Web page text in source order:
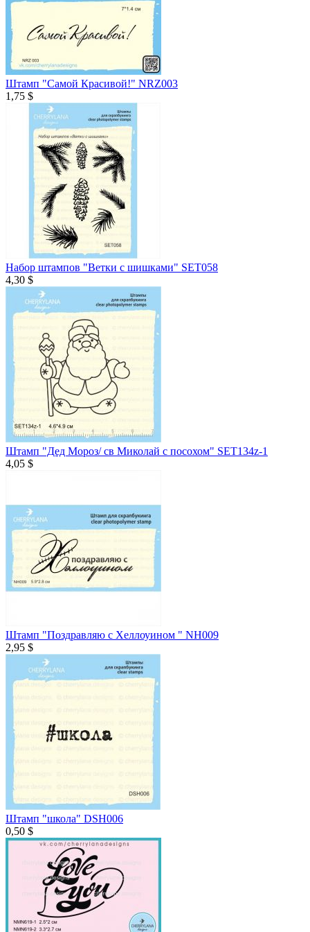
Штамп "Самой Красивой!" NRZ003
1,75 $
Набор штампов "Ветки с шишками" SET058
4,30 $
Штамп "Дед Мороз/ св Миколай с посохом" SET134z-1
4,05 $
Штамп "Поздравляю с Хеллоуином " NH009
2,95 $
Штамп "школа" DSH006
0,50 $